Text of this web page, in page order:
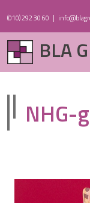
(010) 292 30 60 |
BLA
NHG-